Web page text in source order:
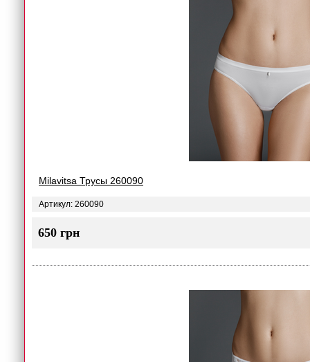
Milavitsa Трусы 260090
Артикул: 260090
650 грн